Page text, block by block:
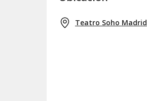
Teatro Soho Madrid